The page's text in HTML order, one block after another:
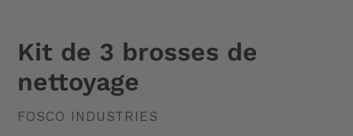
Kit de 3 brosses de
nettoyage
DISTRIBUTEUR
FOSCO INDUSTRIES